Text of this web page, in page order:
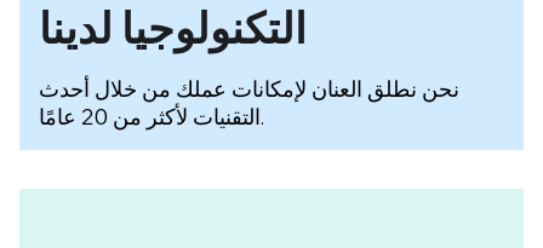
التكنولوجيا لدينا
نحن نطلق العنان لإمكانات عملك من خلال أحدث
التقنيات لأكثر من 20 عامًا.